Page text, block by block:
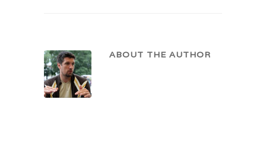
ABOUT THE AUTHOR